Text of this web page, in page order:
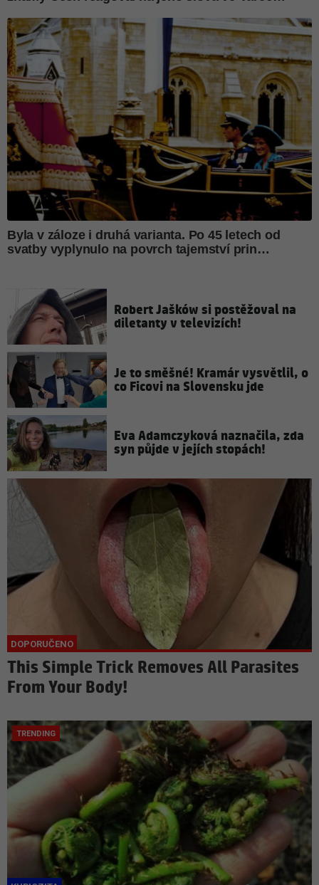
Robert Jašków si postěžoval na
diletanty v televizích!
Je to směšné! Kramár vysvětlil, o
co Ficovi na Slovensku jde
Eva Adamczyková naznačila, zda
syn půjde v jejích stopách!
This Simple Trick Removes All Parasites
From Your Body!